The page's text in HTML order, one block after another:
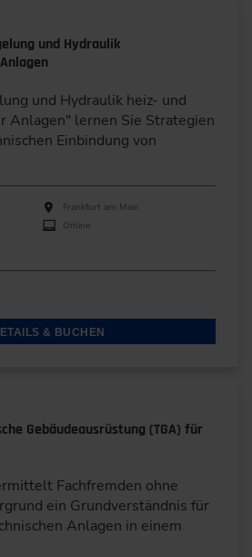
und Hydraulik
und Hydraulik heiz- und
Anlagen" lernen Sie Strategien
Einbindung von
Frankfurt am Main
Online
& BUCHEN
Gebäudeausrüstung (TGA) für
Fachfremden ohne
ein Grundverständnis für
Anlagen in einem